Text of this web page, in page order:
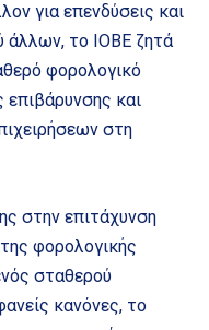
για επενδύσεις και
άλλων, το ΙΟΒΕ ζητά
φορολογικό
επιβάρυνσης και
στη
στην επιτάχυνση
φορολογικής
σταθερού
κανόνες, το